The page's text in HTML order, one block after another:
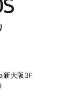
新大阪3F